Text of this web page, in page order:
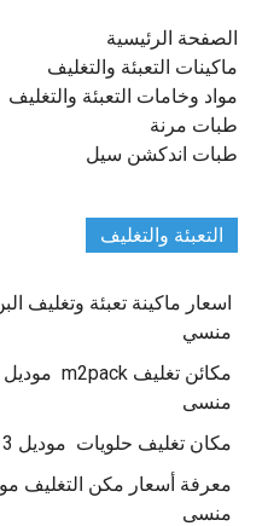
الصفحة الرئيسية
ماكينات التعبئة والتغليف
مواد وخامات التعبئة والتغليف
طبات مرنة
طبات اندكشن سيل
التعبئة والتغليف
منسي
منسى
مكان تغليف حلويات موديل 913 من شركة المهندس منسى
منسى